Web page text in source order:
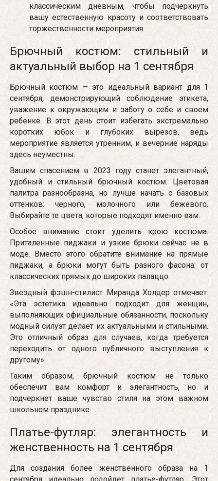
классическим дневным, чтобы подчеркнуть
вашу естественную красоту и соответствовать
торжественности мероприятия.
Брючный костюм: стильный и
актуальный выбор на 1 сентября
Брючный костюм — это идеальный вариант для 1
сентября, демонстрирующий соблюдение этикета,
уважение к окружающим и заботу о себе и своем
ребенке. В этот день стоит избегать экстремально
коротких юбок и глубоких вырезов, ведь
мероприятие является утренним, и вечерние наряды
здесь неуместны.
Вашим спасением в 2023 году станет элегантный,
удобный и стильный брючный костюм. Цветовая
палитра разнообразна, но лучше начать с базовых
оттенков: черного, молочного или бежевого.
Выбирайте те цвета, которые подходят именно вам.
Особое внимание стоит уделить крою костюма.
Приталенные пиджаки и узкие брюки сейчас не в
моде. Вместо этого обратите внимание на прямые
пиджаки, а брюки могут быть разного фасона: от
классических прямых до широких палаццо.
Звездный фэшн-стилист Миранда Холдер отмечает:
«Эта эстетика идеально подходит для женщин,
выполняющих официальные обязанности, поскольку
модный силуэт делает их актуальными и стильными.
Это отличный образ для случаев, когда требуется
переходить от одного публичного выступления к
другому».
Таким образом, брючный костюм не только
обеспечит вам комфорт и элегантность, но и
подчеркнет ваше чувство стиля на этом важном
школьном празднике.
Платье-футляр: элегантность и
женственность на 1 сентября
Для создания более женственного образа на 1